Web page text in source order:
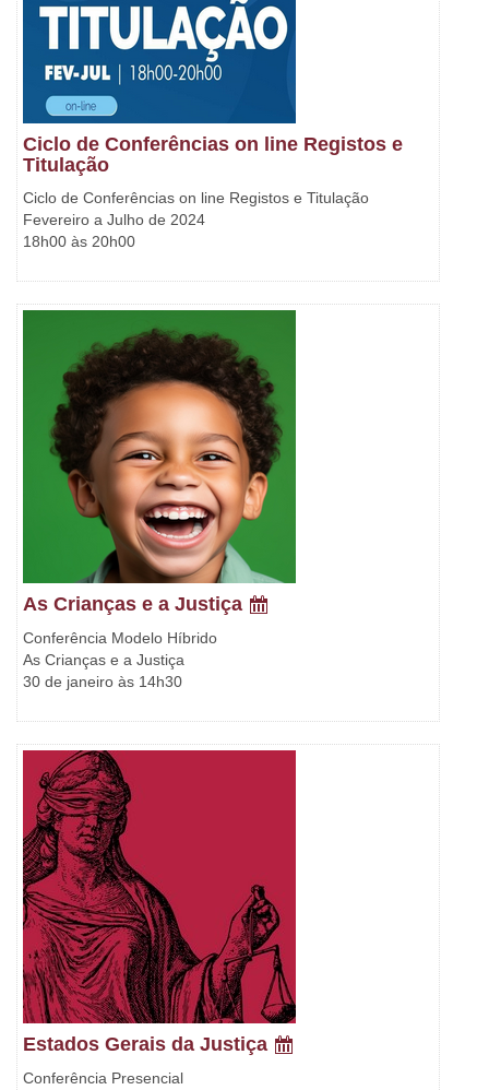
Ciclo de Conferências on line Registos e
Titulação
Ciclo de Conferências on line Registos e Titulação
Fevereiro a Julho de 2024
18h00 às 20h00
As Crianças e a Justiça
Conferência Modelo Híbrido
As Crianças e a Justiça
30 de janeiro às 14h30
Estados Gerais da Justiça
Conferência Presencial